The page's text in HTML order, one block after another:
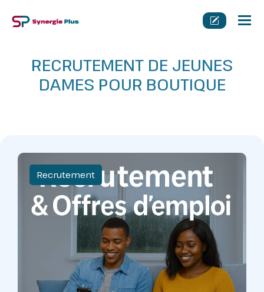
RECRUTEMENT DE JEUNES
DAMES POUR BOUTIQUE
Recrutement